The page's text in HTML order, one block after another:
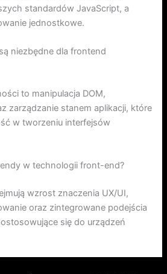
standardów JavaScript, a
jednostkowe.
niezbędne dla frontend
to manipulacja DOM,
zarządzanie stanem aplikacji, które
w tworzeniu interfejsów
w technologii front-end?
wzrost znaczenia UX/UI,
oraz zintegrowane podejścia
się do urządzeń